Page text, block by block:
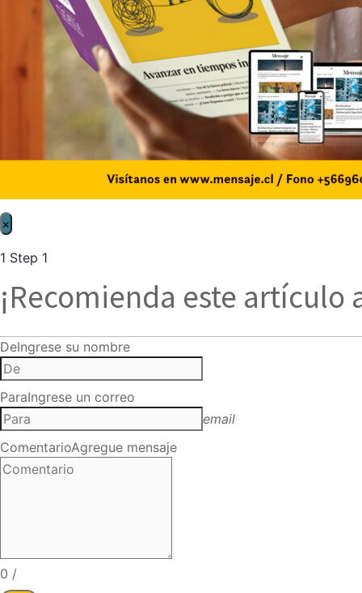
×
1 Step 1
¡Recomienda este artículo
DeIngrese su nombre
ParaIngrese un correo
email
ComentarioAgregue mensaje
0 /